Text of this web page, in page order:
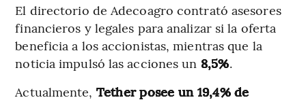
El directorio de Adecoagro contrató asesores
financieros y legales para analizar si la oferta
beneficia a los accionistas, mientras que la
noticia impulsó las acciones un 8,5%.
Actualmente, Tether posee un 19,4% de